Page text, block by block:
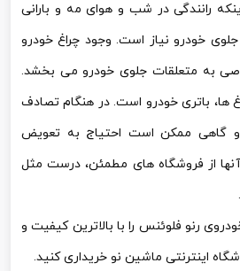
رانندگی در شب و هوای مه و بارانی
جلوی خودرو نیاز است. وجود چراغ خودرو
خاصی به متعلقات جلوی خودرو می بخشد.
ها، باتری خودرو است. در هنگام تصادف
گاهی ممکن است احتیاج به تعویض
از فروشگاه های مطمئن، درست مثل
رنو فلوئنس را با بالاترین کیفیت و
اینترنتی ماشین نو خریداری کنید.